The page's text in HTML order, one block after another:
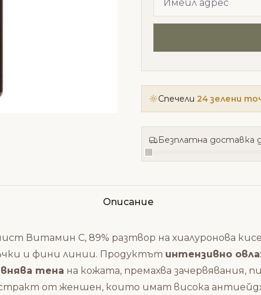
Спечели 24 зелени
Безплатна доставка
Описание
Витамин С, 89% разтвор на хиалуронова
и фини линии. Продуктът интензивно
тена на кожата, премахва зачервявания,
от женшен, които имат висока